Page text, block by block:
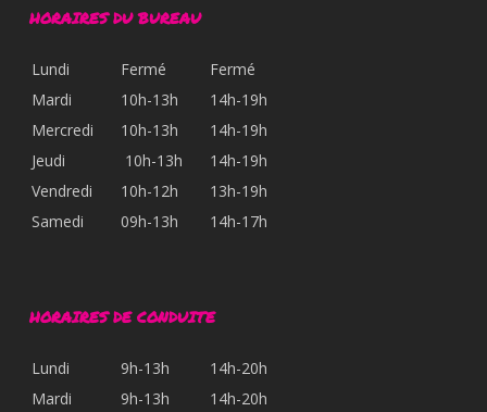
HORAIRES DU BUREAU
Lundi Fermé
Fermé
Mardi
10h-13h
14h-19h
Mercredi
10h-13h
14h-19h
Jeudi
10h-13h
14h-19h
Vendredi
10h-12h
13h-19h
Samedi
09h-13h 14h-17h
HORAIRES DE CONDUITE
Lundi 9h-13h
14h-20h
Mardi
9h-13h 14h-20h